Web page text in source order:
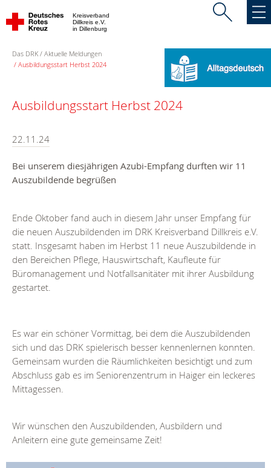
Kreisverband
Dillkreis e.V.
in Dillenburg
Das DRK
Aktuelle Meldungen
Ausbildungsstart Herbst 2024
Ausbildungsstart Herbst 2024
22.11.24
Bei unserem diesjährigen Azubi-Empfang durften wir 11
Auszubildende begrüßen
Ende Oktober fand auch in diesem Jahr unser Empfang für
die neuen Auszubildenden im DRK Kreisverband Dillkreis e.V.
statt. Insgesamt haben im Herbst 11 neue Auszubildende in
den Bereichen Pflege, Hauswirtschaft, Kaufleute für
Büromanagement und Notfallsanitäter mit ihrer Ausbildung
gestartet.
Es war ein schöner Vormittag, bei dem die Auszubildenden
sich und das DRK spielerisch besser kennenlernen konnten.
Gemeinsam wurden die Räumlichkeiten besichtigt und zum
Abschluss gab es im Seniorenzentrum in Haiger ein leckeres
Mittagessen.
Wir wünschen den Auszubildenden, Ausbildern und
Anleitern eine gute gemeinsame Zeit!